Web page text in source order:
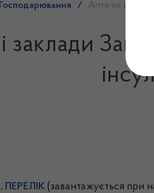
/ Аптечні
заклади
ПЕРЕЛІК (завантажується при